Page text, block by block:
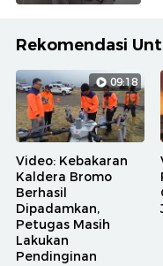
Rekomendasi
09:18
Video: Kebakaran
Kaldera Bromo
Berhasil
Dipadamkan,
Petugas Masih
Lakukan
Pendinginan